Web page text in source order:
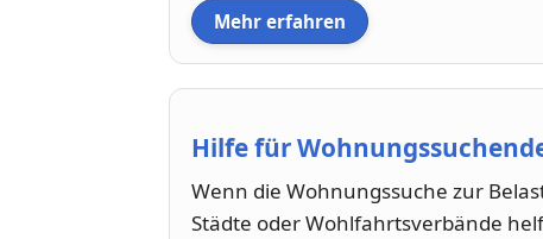
Mehr erfahren
Hilfe für
Wenn die Wohnungssuche zur
Städte oder Wohlfahrtsverbände